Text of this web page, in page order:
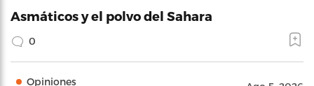
Asmáticos y el polvo del Sahara
0
Opiniones